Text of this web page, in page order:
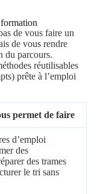
de vous faire un
de vous rendre
du parcours.
réutilisables
prête à l’emploi
permet de faire
d’emploi
des
des trames
le tri sans